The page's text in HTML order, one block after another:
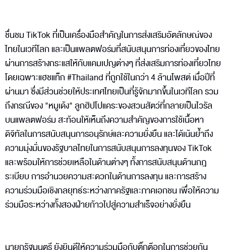
ชื่นชม TikTok ที่เป็นเครื่องมือสำคัญในการส่งเสริมอัตลักษณ์ของ
ไทยในเวทีโลก และเป็นแพลตฟอร์มที่สนับสนุนการท่องเที่ยวของไทย
ผ่านการสร้างกระแสให้กับแคมเปญต่างๆ ที่ส่งเสริมการท่องเที่ยวไทย
โดยเฉพาะแฮชแท็ก #Thailand ที่ถูกใช้ในกว่า 4 ล้านโพสต์ เมื่อปีที่
ผ่านมา ซึ่งมีส่วนช่วยให้ประเทศไทยเป็นที่รู้จักมากขึ้นในเวทีโลก รวม
ถึงกรณีของ "หมูเด้ง" ลูกฮิปโปแคระของสวนสัตว์ที่กลายเป็นไวรัล
บนแพลตฟอร์ม สะท้อนให้เห็นถึงความสำคัญของการใช้เนื้อหา
ดิจิทัลในการสนับสนุนการอนุรักษ์และความยั่งยืน และได้เน้นย้ำถึง
ความมุ่งมั่นของรัฐบาลไทยในการสนับสนุนการลงทุนของ TikTok
และพร้อมให้การช่วยเหลือในด้านต่างๆ ทั้งการสนับสนุนด้านกฎ
ระเบียบ การอำนวยความสะดวกในด้านการลงทุน และการสร้าง
ความร่วมมือเชิงกลยุทธ์ระหว่างภาครัฐและภาคเอกชน เพื่อให้ความ
ร่วมมือระหว่างทั้งสองฝ่ายก้าวไปสู่ความสำเร็จอย่างยั่งยืน
นายกรัฐมนตรี ยังยินดีให้ความร่วมมือกับติ๊กต๊อกในการช่วยกัน